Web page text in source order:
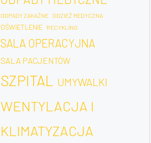
ODPADY ZAKAŹNE ODZIEŻ MEDYCZNA
OŚWIETLENIE RECYKLING
SALA OPERACYJNA
SALA PACJENTÓW
SZPITAL UMYWALKI
WENTYLACJA I
KLIMATYZACJA